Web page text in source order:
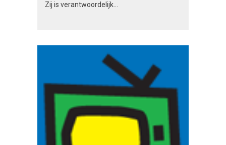
Zij is verantwoordelijk...